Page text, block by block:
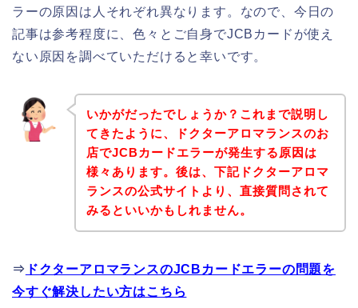
ラーの原因は人それぞれ異なります。なので、今日の
記事は参考程度に、色々とご自身でJCBカードが使え
ない原因を調べていただけると幸いです。
いかがだったでしょうか？これまで説明し
てきたように、ドクターアロマランスのお
店でJCBカードエラーが発生する原因は
様々あります。後は、下記ドクターアロマ
ランスの公式サイトより、直接質問されて
みるといいかもしれません。
⇒ ドクターアロマランスのJCBカードエラーの問題を
今すぐ解決したい方はこちら